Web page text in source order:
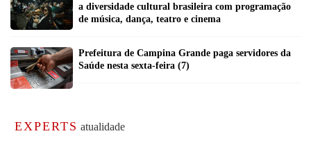
a diversidade cultural brasileira com programação
de música, dança, teatro e cinema
Prefeitura de Campina Grande paga servidores da
Saúde nesta sexta-feira (7)
EXPERTS atualidade